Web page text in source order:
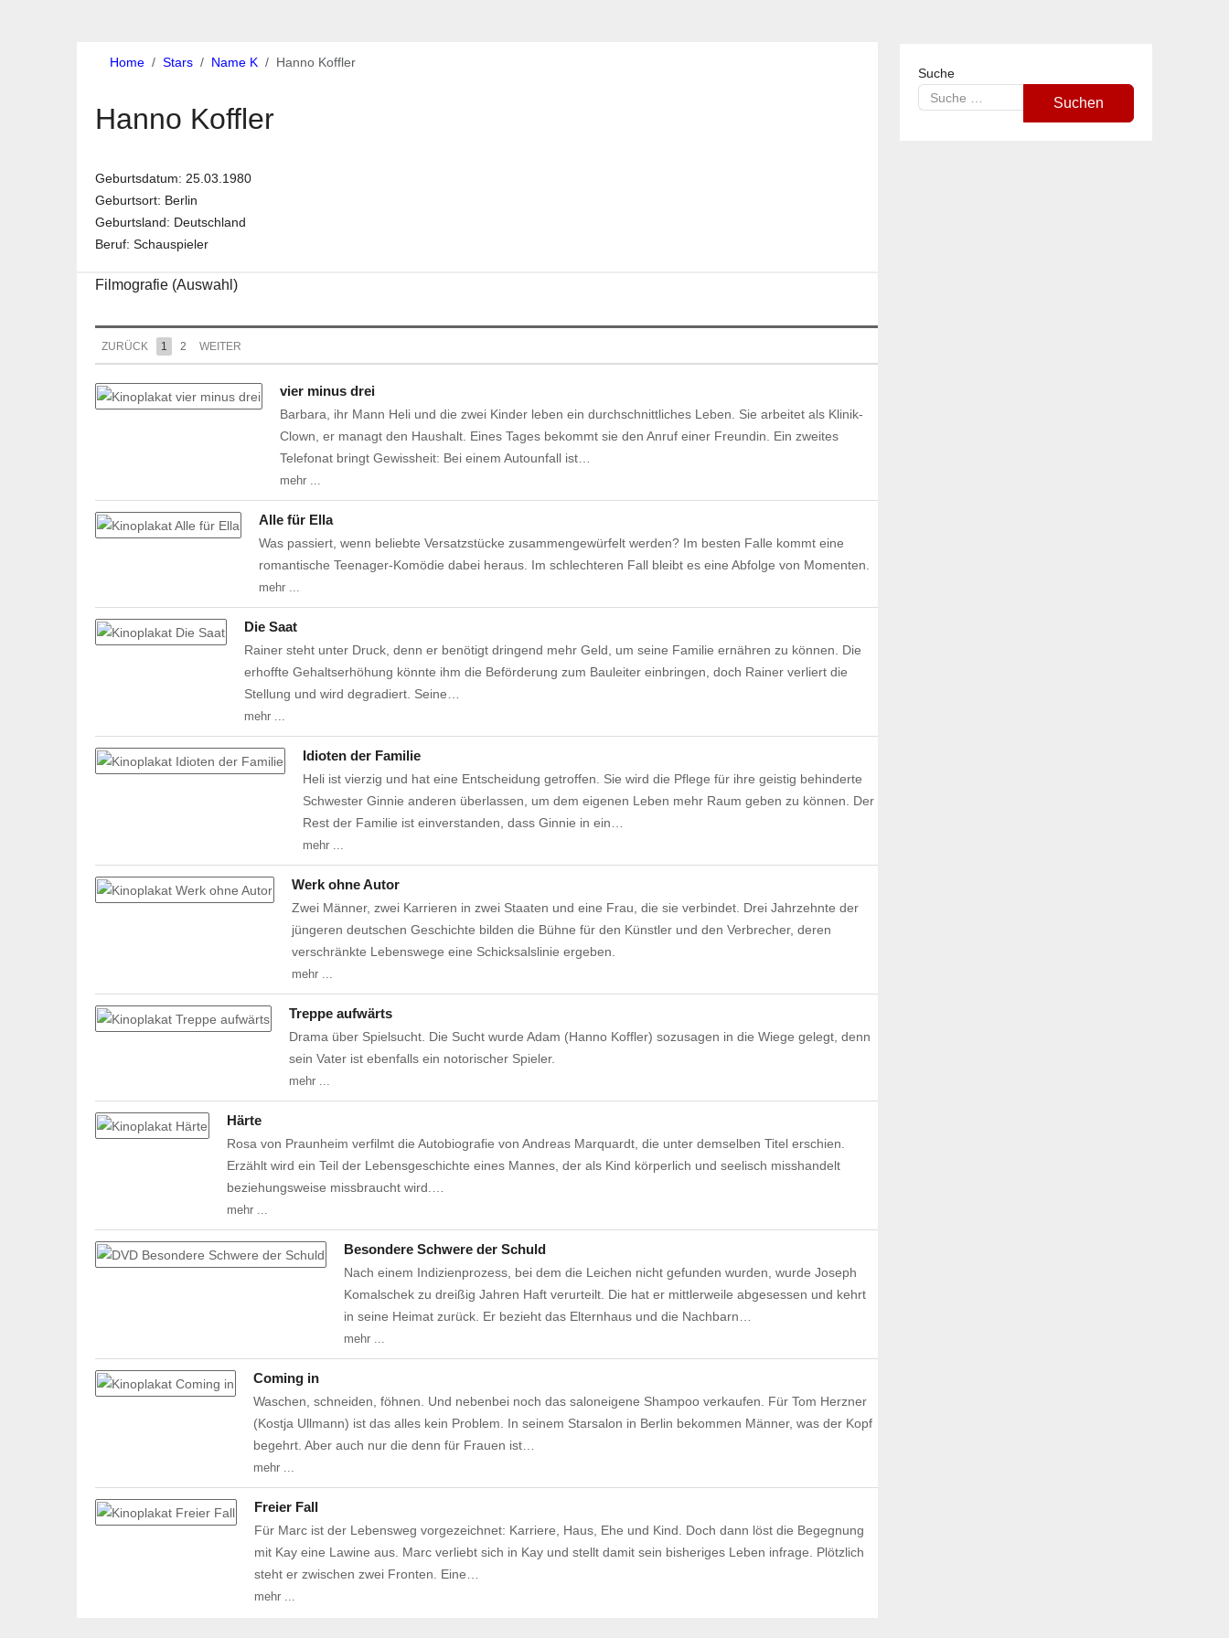
Home Stars Name K Hanno Koffler
Hanno Koffler
Geburtsdatum: 25.03.1980
Geburtsort: Berlin
Geburtsland: Deutschland
Beruf: Schauspieler
Filmografie (Auswahl)
vier minus drei
Barbara, ihr Mann Heli und die zwei Kinder leben ein durchschnittliches Leben. Sie arbeitet als Klinik-
Clown, er managt den Haushalt. Eines Tages bekommt sie den Anruf einer Freundin. Ein zweites
Telefonat bringt Gewissheit: Bei einem Autounfall ist…
mehr ...
Alle für Ella
Was passiert, wenn beliebte Versatzstücke zusammengewürfelt werden? Im besten Falle kommt eine
romantische Teenager-Komödie dabei heraus. Im schlechteren Fall bleibt es eine Abfolge von Momenten.
mehr ...
Die Saat
Rainer steht unter Druck, denn er benötigt dringend mehr Geld, um seine Familie ernähren zu können. Die
erhoffte Gehaltserhöhung könnte ihm die Beförderung zum Bauleiter einbringen, doch Rainer verliert die
Stellung und wird degradiert. Seine…
mehr ...
Idioten der Familie
Heli ist vierzig und hat eine Entscheidung getroffen. Sie wird die Pflege für ihre geistig behinderte
Schwester Ginnie anderen überlassen, um dem eigenen Leben mehr Raum geben zu können. Der
Rest der Familie ist einverstanden, dass Ginnie in ein…
mehr ...
Werk ohne Autor
Zwei Männer, zwei Karrieren in zwei Staaten und eine Frau, die sie verbindet. Drei Jahrzehnte der
jüngeren deutschen Geschichte bilden die Bühne für den Künstler und den Verbrecher, deren
verschränkte Lebenswege eine Schicksalslinie ergeben.
mehr ...
Treppe aufwärts
Drama über Spielsucht. Die Sucht wurde Adam (Hanno Koffler) sozusagen in die Wiege gelegt, denn
sein Vater ist ebenfalls ein notorischer Spieler.
mehr ...
Härte
Rosa von Praunheim verfilmt die Autobiografie von Andreas Marquardt, die unter demselben Titel erschien.
Erzählt wird ein Teil der Lebensgeschichte eines Mannes, der als Kind körperlich und seelisch misshandelt
beziehungsweise missbraucht wird.…
mehr ...
Besondere Schwere der Schuld
Nach einem Indizienprozess, bei dem die Leichen nicht gefunden wurden, wurde Joseph
Komalschek zu dreißig Jahren Haft verurteilt. Die hat er mittlerweile abgesessen und kehrt
in seine Heimat zurück. Er bezieht das Elternhaus und die Nachbarn…
mehr ...
Coming in
Waschen, schneiden, föhnen. Und nebenbei noch das saloneigene Shampoo verkaufen. Für Tom Herzner
(Kostja Ullmann) ist das alles kein Problem. In seinem Starsalon in Berlin bekommen Männer, was der Kopf
begehrt. Aber auch nur die denn für Frauen ist…
mehr ...
Freier Fall
Für Marc ist der Lebensweg vorgezeichnet: Karriere, Haus, Ehe und Kind. Doch dann löst die Begegnung
mit Kay eine Lawine aus. Marc verliebt sich in Kay und stellt damit sein bisheriges Leben infrage. Plötzlich
steht er zwischen zwei Fronten. Eine…
mehr ...
ZURÜCK 1 2 WEITER
Suche
Suchen